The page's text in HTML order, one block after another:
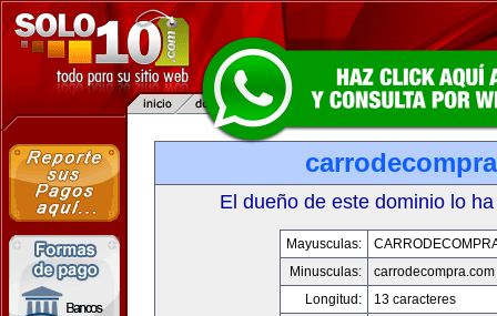
El dueño de este dominio lo
Mayusculas:
Minusculas:
carrodecompra.com
Longitud:
13 caracteres